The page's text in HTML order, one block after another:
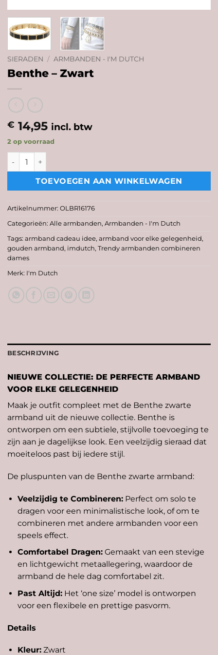
SIERADEN / ARMBANDEN - I'M DUTCH
Benthe – Zwart
€ 14,95 incl. btw
2 op voorraad
Benthe - Zwart aantal
TOEVOEGEN AAN WINKELWAGEN
Artikelnummer: OLBR16176
Categorieën: Alle armbanden, Armbanden - I'm Dutch
Tags: armband cadeau idee, armband voor elke gelegenheid,
gouden armband, imdutch, Trendy armbanden combineren
dames
Merk: I'm Dutch
BESCHRIJVING
NIEUWE COLLECTIE: DE PERFECTE ARMBAND
VOOR ELKE GELEGENHEID
Maak je outfit compleet met de Benthe zwarte
armband uit de nieuwe collectie. Benthe is
ontworpen om een subtiele, stijlvolle toevoeging te
zijn aan je dagelijkse look. Een veelzijdig sieraad dat
moeiteloos past bij iedere stijl.
De pluspunten van de Benthe zwarte armband:
Veelzijdig te Combineren:Perfect om solo te
dragen voor een minimalistische look, of om te
combineren met andere armbanden voor een
speels effect.
Comfortabel Dragen:Gemaakt van een stevige
en lichtgewicht metaallegering, waardoor de
armband de hele dag comfortabel zit.
Past Altijd:Het ‘one size’ model is ontworpen
voor een flexibele en prettige pasvorm.
Details
Kleur:Zwart